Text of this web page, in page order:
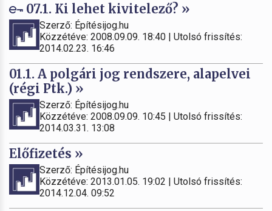
07.1. Ki lehet kivitelező? »
Szerző: Építésijog.hu
Közzétéve: 2008.09.09. 18:40 | Utolsó frissítés:
2014.02.23. 16:46
01.1. A polgári jog rendszere, alapelvei
(régi Ptk.) »
Szerző: Építésijog.hu
Közzétéve: 2008.09.09. 10:45 | Utolsó frissítés:
2014.03.31. 13:08
Előfizetés »
Szerző: Építésijog.hu
Közzétéve: 2013.01.05. 19:02 | Utolsó frissítés:
2014.12.04. 09:52